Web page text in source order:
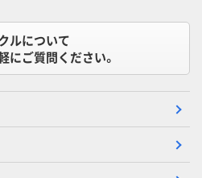
ルについて
にご質問ください。